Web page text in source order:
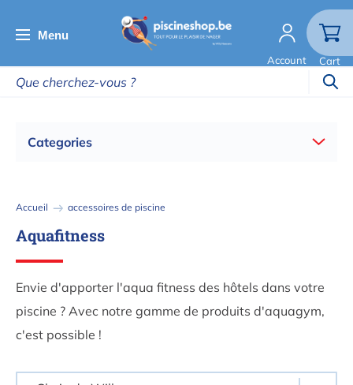
au
principal
Menu
Account Cart
Categories
Fil
Accueil accessoires de piscine
Aquafitness
Envie d'apporter l'aqua fitness des hôtels dans votre
piscine ? Avec notre gamme de produits d'aquagym,
c'est possible !